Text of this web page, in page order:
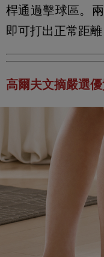
桿通過擊球區。
即可打出正常距離
高爾夫文摘嚴選